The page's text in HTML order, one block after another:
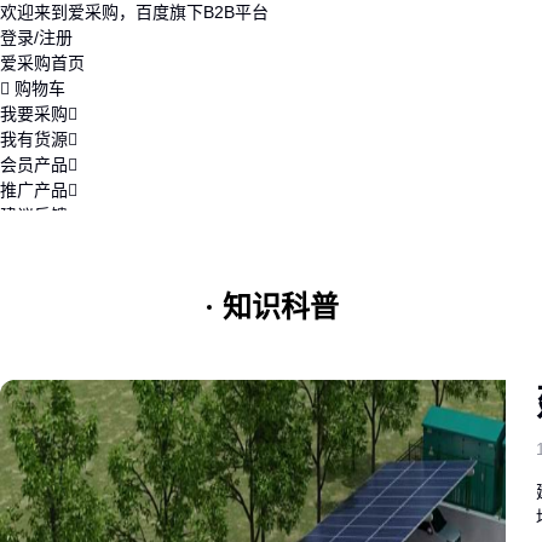
欢迎来到爱采购，百度旗下B2B平台
登录/注册
爱采购首页
购物车
我要采购
我有货源
会员产品
推广产品
建议反馈
知识科普